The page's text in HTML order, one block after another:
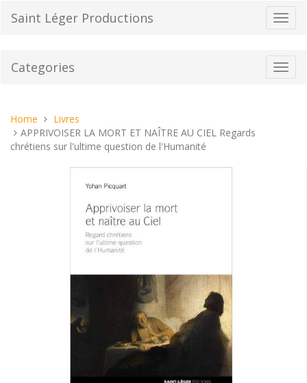
Saint Léger Productions
Categories
You
are
here:
Home
Livres
APPRIVOISER LA MORT ET NAÎTRE AU CIEL Regards
chrétiens sur l'ultime question de l'Humanité